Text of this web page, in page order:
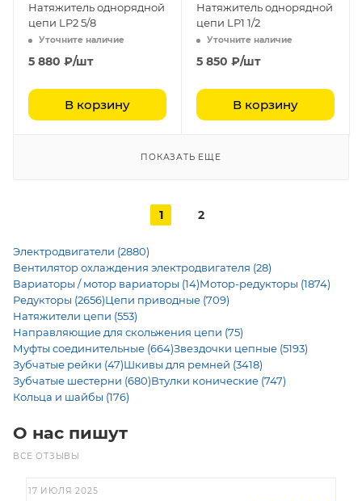
Натяжитель однорядной
цепи LP2 5/8
Уточните наличие
5 880 ₽/шт
В корзину
Натяжитель однорядной
цепи LP1 1/2
Уточните наличие
5 850 ₽/шт
В корзину
ПОКАЗАТЬ ЕЩЕ
1 2
Электродвигатели (2880)
Вентилятор охлаждения электродвигателя (28)
Вариаторы / мотор вариаторы (14)Мотор-редукторы (1874)
Редукторы (2656)Цепи приводные (709)
Натяжители цепи (553)
Направляющие для скольжения цепи (75)
Муфты соединительные (664)Звездочки цепные (5193)
Зубчатые рейки (47)Шкивы для ремней (3418)
Зубчатые шестерни (680)Втулки конические (747)
Кольца и шайбы (176)
О нас пишут
ВСЕ ОТЗЫВЫ
17 ИЮЛЯ 2025